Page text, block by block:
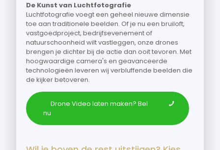
De Kunst van Luchtfotografie
Luchtfotografie voegt een geheel nieuwe dimensie
toe aan traditionele beelden. Of je nu een bruiloft,
vastgoedproject, bedrijfsevenement of
natuurschoonheid wilt vastleggen, onze drones
brengen je dichter bij de actie dan ooit tevoren. Met
hoogwaardige camera's en geavanceerde
technologieën leveren wij verbluffende beelden die
de kijker betoveren.
Drone Video laten maken? Bel
nu